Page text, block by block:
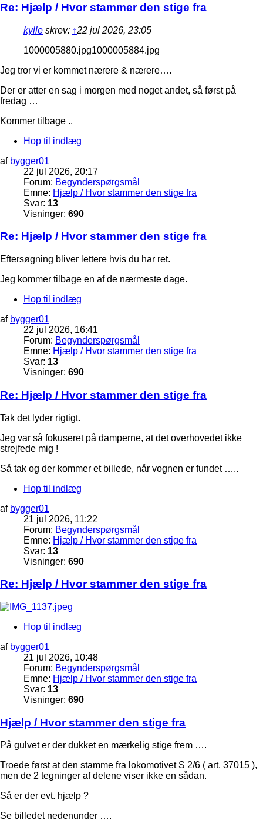
Re: Hjælp / Hvor stammer den stige fra
kylle skrev: ↑22 jul 2026, 23:05
1000005880.jpg1000005884.jpg
Jeg tror vi er kommet nærere & nærere….
Der er atter en sag i morgen med noget andet, så først på
fredag …
Kommer tilbage ..
Hop til indlæg
af bygger01
22 jul 2026, 20:17
Forum: Begynderspørgsmål
Emne: Hjælp / Hvor stammer den stige fra
Svar: 13
Visninger: 690
Re: Hjælp / Hvor stammer den stige fra
Eftersøgning bliver lettere hvis du har ret.
Jeg kommer tilbage en af de nærmeste dage.
Hop til indlæg
af bygger01
22 jul 2026, 16:41
Forum: Begynderspørgsmål
Emne: Hjælp / Hvor stammer den stige fra
Svar: 13
Visninger: 690
Re: Hjælp / Hvor stammer den stige fra
Tak det lyder rigtigt.
Jeg var så fokuseret på damperne, at det overhovedet ikke
strejfede mig !
Så tak og der kommer et billede, når vognen er fundet …..
Hop til indlæg
af bygger01
21 jul 2026, 11:22
Forum: Begynderspørgsmål
Emne: Hjælp / Hvor stammer den stige fra
Svar: 13
Visninger: 690
Re: Hjælp / Hvor stammer den stige fra
Hop til indlæg
af bygger01
21 jul 2026, 10:48
Forum: Begynderspørgsmål
Emne: Hjælp / Hvor stammer den stige fra
Svar: 13
Visninger: 690
Hjælp / Hvor stammer den stige fra
På gulvet er der dukket en mærkelig stige frem ….
Troede først at den stamme fra lokomotivet S 2/6 ( art. 37015 ),
men de 2 tegninger af delene viser ikke en sådan.
Så er der evt. hjælp ?
Se billedet nedenunder ….